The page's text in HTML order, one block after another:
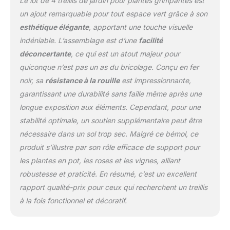
papillon est fabriqué en
fer avec finition en
poudre noire antirouille,
ce qui le rend peut être
décoration extérieure et
intérieure comme treillis
de clématite, treillis de
plantes grimpantes,
treillis de rose grimpant,
treillis de jardin, treillis de
fleurs, treillis de raisin,
treillis de fer pour
l'escalade. Plantes, treillis
de jardin en métal, treillis
pour pots de fleurs, pots
avec treillis, pot de
plantation avec treillis,
un ajout remarquable pour tout espace vert grâce à son
esthétique élégante, apportant une touche visuelle
indéniable. L’assemblage est d’une facilité
déconcertante, ce qui est un atout majeur pour
quiconque n’est pas un as du bricolage. Conçu en fer
noir, sa résistance à la rouilleest impressionnante,
garantissant une durabilité sans faille même après une
longue exposition aux éléments. Cependant, pour une
stabilité optimale, un soutien supplémentaire peut être
nécessaire dans un sol trop sec. Malgré ce bémol, ce
produit s’illustre par son rôle efficace de support pour
les plantes en pot, les roses et les vignes, alliant
robustesse et praticité. En résumé, c’est un excellent
rapport qualité-prix pour ceux qui recherchent un treillis
à la fois fonctionnel et décoratif.